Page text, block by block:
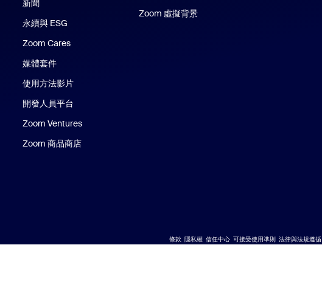
新聞
永續與 ESG
Zoom Cares
媒體套件
使用方法影片
開發人員平台
Zoom Ventures
Zoom 商品商店
Zoom 虛擬背景
條款 隱私權 信任中心 可接受使用準則 法律與法規遵循